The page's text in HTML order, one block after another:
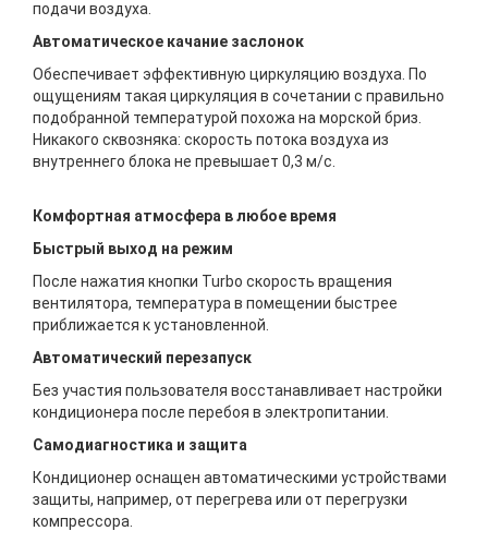
подачи воздуха.
Автоматическое качание заслонок
Обеспечивает эффективную циркуляцию воздуха. По
ощущениям такая циркуляция в сочетании с правильно
подобранной температурой похожа на морской бриз.
Никакого сквозняка: скорость потока воздуха из
внутреннего блока не превышает 0,3 м/с.
Комфортная атмосфера в любое время
Быстрый выход на режим
После нажатия кнопки Turbo скорость вращения
вентилятора, температура в помещении быстрее
приближается к установленной.
Автоматический перезапуск
Без участия пользователя восстанавливает настройки
кондиционера после перебоя в электропитании.
Самодиагностика и защита
Кондиционер оснащен автоматическими устройствами
защиты, например, от перегрева или от перегрузки
компрессора.